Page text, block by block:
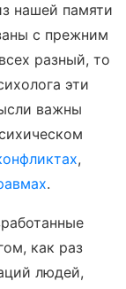
нашей памяти
с прежним
разный, то
эти
важны
,
.
как раз
людей,